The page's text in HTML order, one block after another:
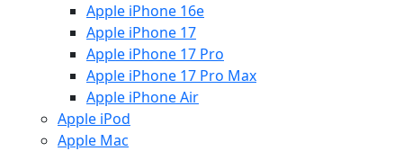
Apple iPhone 16e
Apple iPhone 17
Apple iPhone 17 Pro
Apple iPhone 17 Pro Max
Apple iPhone Air
Apple iPod
Apple Mac